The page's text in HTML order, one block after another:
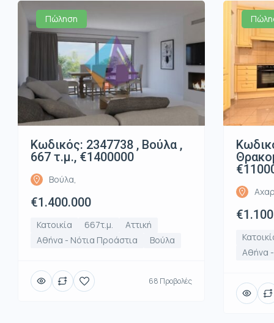
Πώληση
Κωδικός: 2347738 , Βούλα ,
667 τ.μ., €1400000
Βούλα,
€1.400.000
Κατοικία 667τ.μ.
Αττική
Αθήνα - Νότια Προάστια
Βούλα
68 Προβολές
Αθήνα